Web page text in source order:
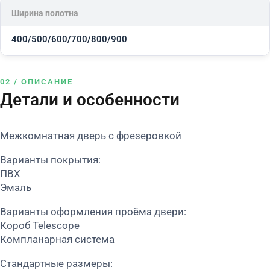
Ширина полотна
400/500/600/700/800/900
02 / ОПИСАНИЕ
Детали и особенности
Межкомнатная дверь с фрезеровкой
Варианты покрытия:
ПВХ
Эмаль
Варианты оформления проёма двери:
Короб Telescope
Компланарная система
Стандартные размеры: